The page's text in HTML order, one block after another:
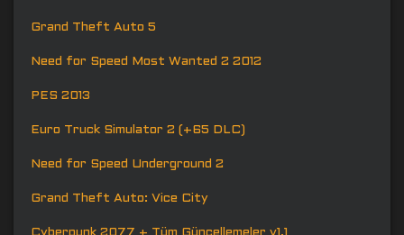
Grand Theft Auto 5
Need for Speed Most Wanted 2 2012
PES 2013
Euro Truck Simulator 2 (+65 DLC)
Need for Speed Underground 2
Grand Theft Auto: Vice City
Cyberpunk 2077 + Tüm Güncellemeler v1.1